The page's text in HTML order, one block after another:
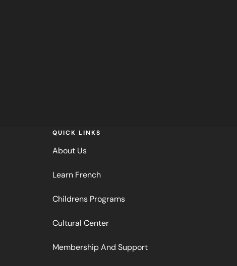
QUICK LINKS
About Us
Learn French
Childrens Programs
Cultural Center
Membership And Support